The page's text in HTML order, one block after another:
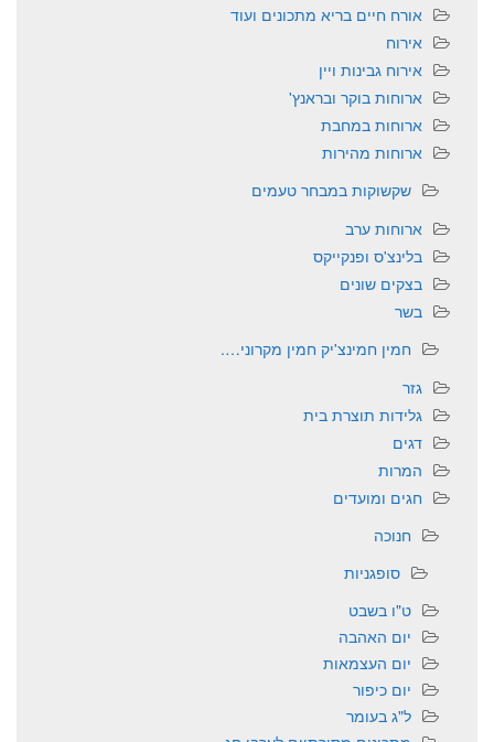
אורח חיים בריא מתכונים ועוד
אירוח
אירוח גבינות ויין
ארוחות בוקר ובראנץ'
ארוחות במחבת
ארוחות מהירות
שקשוקות במבחר טעמים
ארוחות ערב
בלינצ'ס ופנקייקס
בצקים שונים
בשר
חמין חמינצ'יק חמין מקרוני….
גזר
גלידות תוצרת בית
דגים
המרות
חגים ומועדים
חנוכה
סופגניות
ט"ו בשבט
יום האהבה
יום העצמאות
יום כיפור
ל"ג בעומר